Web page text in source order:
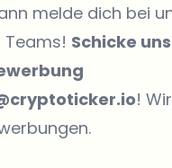
melde dich bei
Teams! Schicke
!